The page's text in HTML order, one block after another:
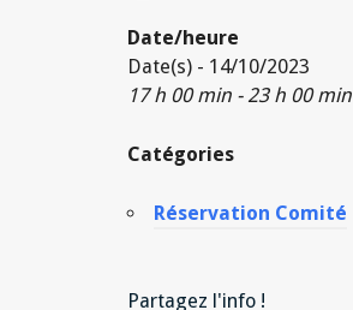
Date/heure
Date(s) - 14/10/2023
17 h 00 min - 23 h 00 min
Catégories
Réservation Comité
Partagez l'info !